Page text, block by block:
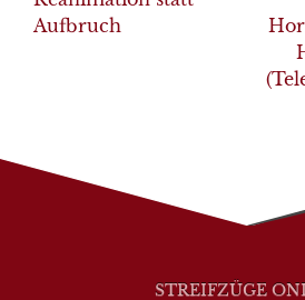
Aufbruch
STREIFZÜGE